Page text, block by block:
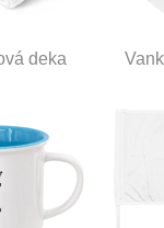
deka